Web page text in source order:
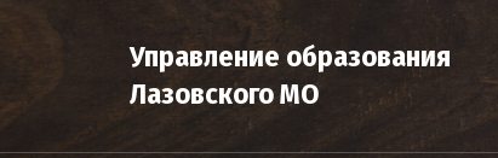
Управление образования
Лазовского МО